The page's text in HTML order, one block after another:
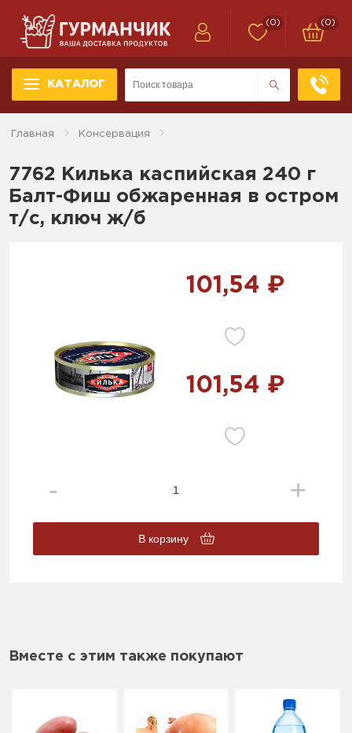
КАТАЛОГ
(0) (0)
Главная Консервация
7762 Килька каспийская 240 г
Балт-Фиш обжаренная в остром
т/с, ключ ж/б
101,54 ₽
101,54 ₽
В корзину
Вместе с этим также покупают